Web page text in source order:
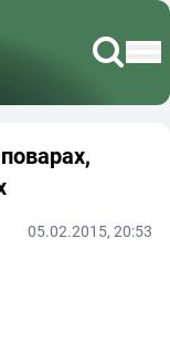
05.02.2015, 20:53